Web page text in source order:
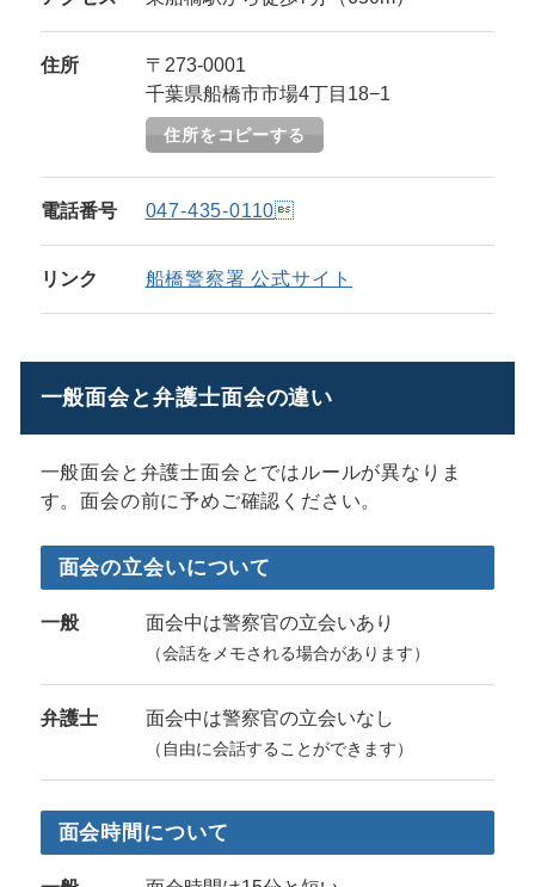
住所
〒273-0001
千葉県船橋市市場4丁目18−1
住所をコピーする
電話番号 047-435-0110
リンク 船橋警察署 公式サイト
一般面会と弁護士面会の違い
一般面会と弁護士面会とではルールが異なりま
す。面会の前に予めご確認ください。
面会の立会いについて
一般 面会中は警察官の立会いあり
（会話をメモされる場合があります）
弁護士 面会中は警察官の立会いなし
（自由に会話することができます）
面会時間について